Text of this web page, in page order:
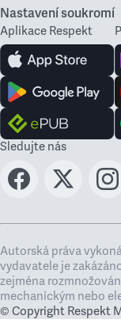
Nastavení soukromí
Aplikace Respekt
Sledujte nás
Autorská práva
vydavatele je
zejména
mechanickým nebo
© Copyright Respekt